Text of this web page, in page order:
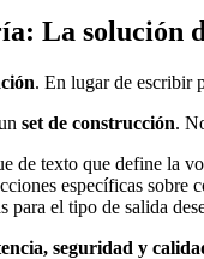
La solución
. En lugar de escribir
set de construcción.
de texto que define la
específicas sobre
para el tipo de salida
seguridad y